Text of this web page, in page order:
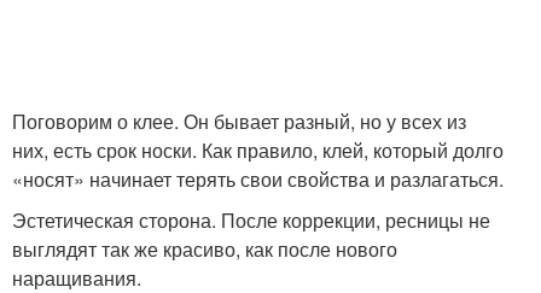
Поговорим о клее. Он бывает разный, но у всех из
них, есть срок носки. Как правило, клей, который долго
«носят» начинает терять свои свойства и разлагаться.
Эстетическая сторона. После коррекции, ресницы не
выглядят так же красиво, как после нового
наращивания.